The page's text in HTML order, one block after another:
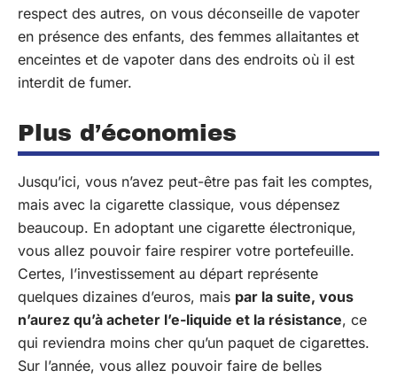
respect des autres, on vous déconseille de vapoter
en présence des enfants, des femmes allaitantes et
enceintes et de vapoter dans des endroits où il est
interdit de fumer.
Plus d’économies
Jusqu’ici, vous n’avez peut-être pas fait les comptes,
mais avec la cigarette classique, vous dépensez
beaucoup. En adoptant une cigarette électronique,
vous allez pouvoir faire respirer votre portefeuille.
Certes, l’investissement au départ représente
quelques dizaines d’euros, mais par la suite, vous
n’aurez qu’à acheter l’e-liquide et la résistance, ce
qui reviendra moins cher qu’un paquet de cigarettes.
Sur l’année, vous allez pouvoir faire de belles